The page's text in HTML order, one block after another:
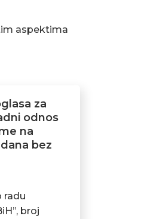
aspektima
za
odnos
na
bez
radu
broj